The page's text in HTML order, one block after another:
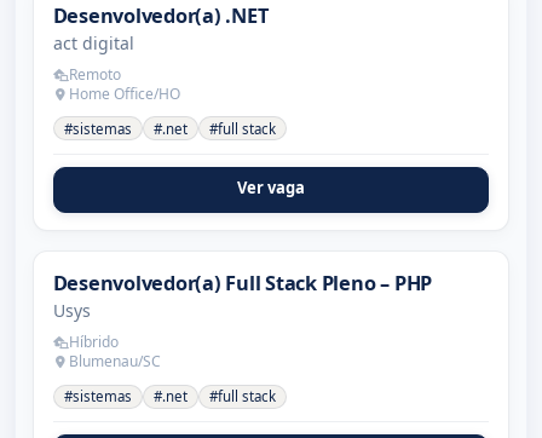
Desenvolvedor(a) .NET
act digital
Remoto
Home Office/HO
#sistemas #.net #full stack
Ver vaga
Desenvolvedor(a) Full Stack Pleno – PHP
Usys
Híbrido
Blumenau/SC
#sistemas #.net #full stack